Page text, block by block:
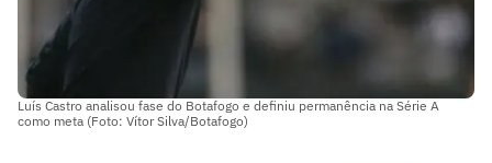
Luís Castro analisou fase do Botafogo e definiu permanência na Série A
como meta (Foto: Vítor Silva/Botafogo)